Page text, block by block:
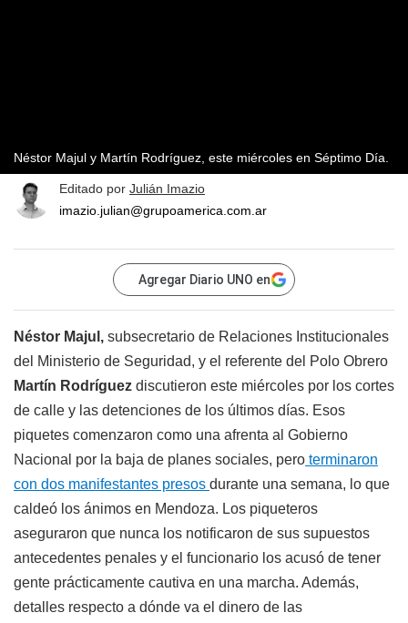
Néstor Majul y Martín Rodríguez, este miércoles en Séptimo Día.
Editado por Julián Imazio
imazio.julian@grupoamerica.com.ar
Agregar Diario UNO en
Néstor Majul, subsecretario de Relaciones Institucionales
del Ministerio de Seguridad, y el referente del Polo Obrero
Martín Rodríguez discutieron este miércoles por los cortes
de calle y las detenciones de los últimos días. Esos
piquetes comenzaron como una afrenta al Gobierno
Nacional por la baja de planes sociales, pero terminaron
con dos manifestantes presos durante una semana, lo que
caldeó los ánimos en Mendoza. Los piqueteros
aseguraron que nunca los notificaron de sus supuestos
antecedentes penales y el funcionario los acusó de tener
gente prácticamente cautiva en una marcha. Además,
detalles respecto a dónde va el dinero de las